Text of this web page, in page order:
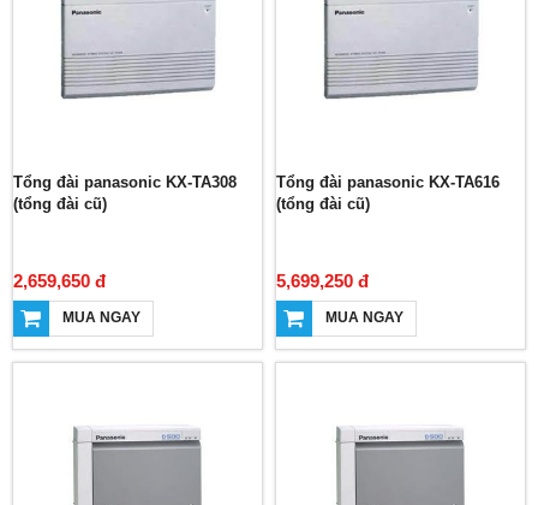
Tổng đài panasonic KX-TA308
(tổng đài cũ)
2,659,650 đ
MUA NGAY
Tổng đài panasonic KX-TA616
(tổng đài cũ)
5,699,250 đ
MUA NGAY